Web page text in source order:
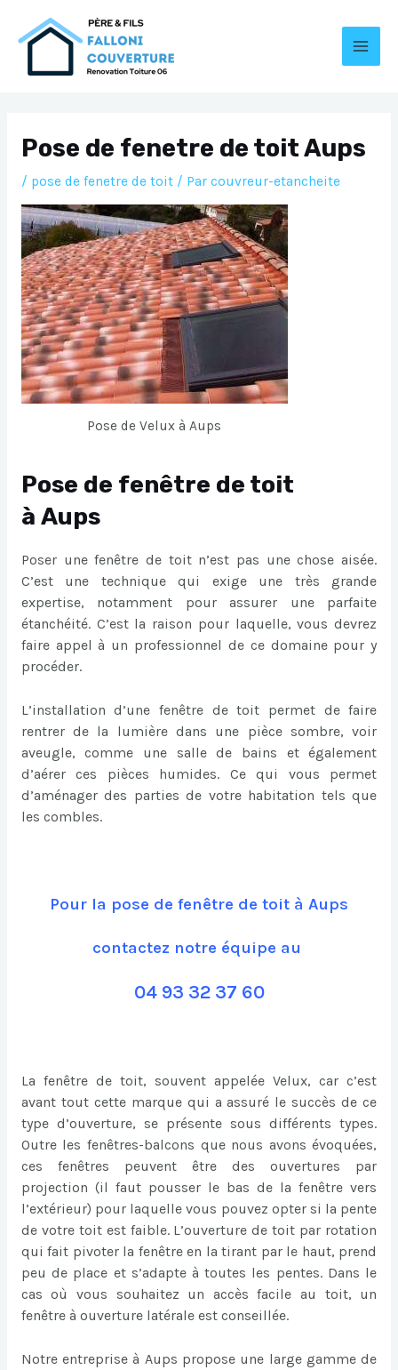
Pose de fenetre de toit Aups
/ pose de fenetre de toit/ Par couvreur-etancheite
Pose de Velux à Aups
Pose de fenêtre de toit
à Aups
Poser une fenêtre de toit n’est pas une chose aisée.
C’est une technique qui exige une très grande
expertise, notamment pour assurer une parfaite
étanchéité. C’est la raison pour laquelle, vous devrez
faire appel à un professionnel de ce domaine pour y
procéder.
L’installation d’une fenêtre de toit permet de faire
rentrer de la lumière dans une pièce sombre, voir
aveugle, comme une salle de bains et également
d’aérer ces pièces humides. Ce qui vous permet
d’aménager des parties de votre habitation tels que
les combles.
Pour la pose de fenêtre de toit à Aups
contactez notre équipe au
04 93 32 37 60
La fenêtre de toit, souvent appelée Velux, car c’est
avant tout cette marque qui a assuré le succès de ce
type d’ouverture, se présente sous différents types.
Outre les fenêtres-balcons que nous avons évoquées,
ces fenêtres peuvent être des ouvertures par
projection (il faut pousser le bas de la fenêtre vers
l’extérieur) pour laquelle vous pouvez opter si la pente
de votre toit est faible. L’ouverture de toit par rotation
qui fait pivoter la fenêtre en la tirant par le haut, prend
peu de place et s’adapte à toutes les pentes. Dans le
cas où vous souhaitez un accès facile au toit, un
fenêtre à ouverture latérale est conseillée.
Notre entreprise à Aups propose une large gamme de